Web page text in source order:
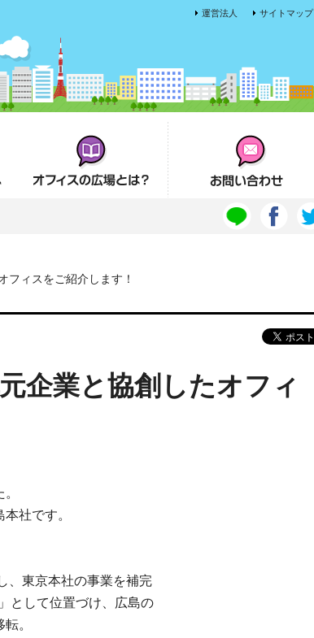
サイトマップ
運営法人
お問い合わせ
フィスをご紹介します！
企業と協創したオフィ
社です。
、東京本社の事業を補完
として位置づけ、広島の
。